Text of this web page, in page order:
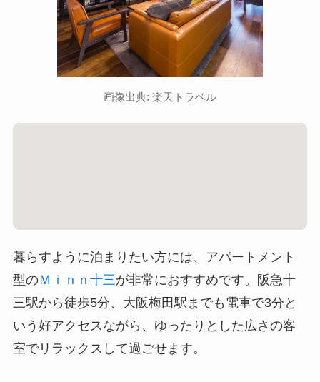
画像出典: 楽天トラベル
暮らすように泊まりたい方には、アパートメント
型のＭｉｎｎ十三が非常におすすめです。阪急十
三駅から徒歩5分、大阪梅田駅までも電車で3分と
いう好アクセスながら、ゆったりとした広さの客
室でリラックスして過ごせます。